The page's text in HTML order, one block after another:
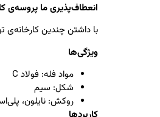
انعطاف‌پذیری ما
با داشتن چندین کارخانه‌ی
ویژگی‌ها
مواد فله: فولاد C
شکل: سیم
روکش: نایلون،